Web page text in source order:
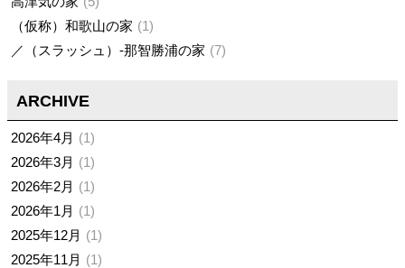
（仮称）和歌山の家
1
／（スラッシュ）-那智勝浦の家
7
ARCHIVE
2026年4月
1
2026年3月
1
2026年2月
1
2026年1月
1
2025年12月
1
2025年11月
1